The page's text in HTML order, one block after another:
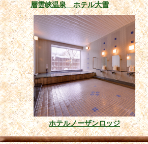
層雲峡温泉 ホテル大雪
ホテルノーザンロッジ